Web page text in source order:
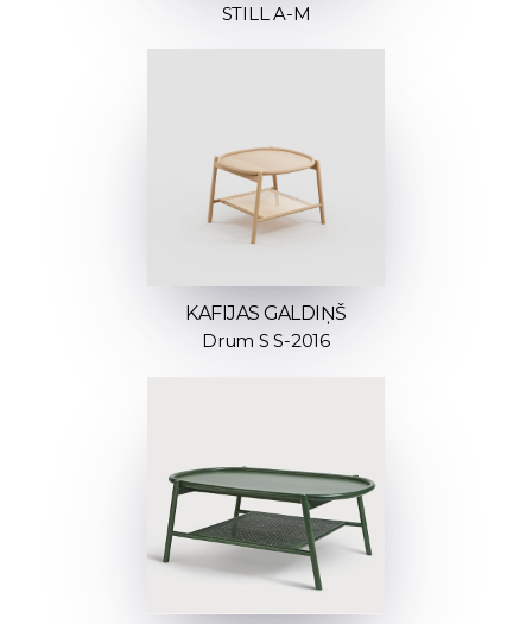
STILL A-M
KAFIJAS GALDIŅŠ
Drum S S-2016